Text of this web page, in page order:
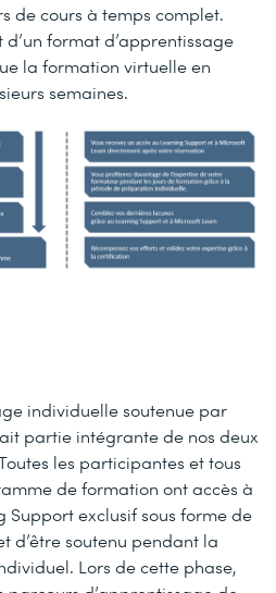
de cours à temps complet.
d’un format d’apprentissage
la formation virtuelle en
semaines.
individuelle soutenue par
partie intégrante de nos deux
les participantes et tous
de formation ont accès à
Support exclusif sous forme de
d’être soutenu pendant la
Lors de cette phase,